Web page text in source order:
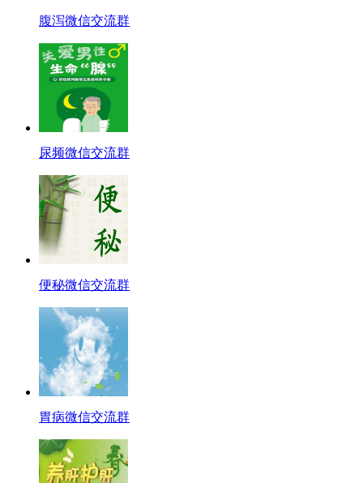
腹泻微信交流群
尿频微信交流群
便秘微信交流群
胃病微信交流群